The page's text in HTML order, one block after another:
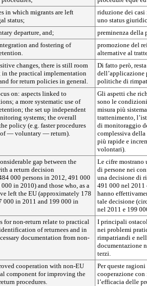
in which migrants are left
status;
riduzione dei
uno status
departure, and;
preminenza della
and fostering of
promozione del
alternative al
changes, there is still room
in the practical implementation
for return policies in general.
Di fatto però,
dell’applicazione
politiche di
on: aspects linked to
a more systematic use of
the set up independent
systems; the overall
policy (e.g. faster procedures
of — voluntary — return).
Gli aspetti che
sono le
misura più
trattenimento,
di monitoraggio
complessiva
più rapide e
volontari).
gap between the
a return decision
000 persons in 2012, 491 000
in 2010) and those who, as a
left the EU (approximately 178
000 in 2011 and 199 000 in
Le cifre
di persone nei
una decisione di
491 000 nel 2011
hanno
tale decisione
nel 2011 e 199
for non-return relate to practical
of returnees and in
documentation from non-
I principali
nei problemi
rimpatriandi e
documentazione
terzi.
cooperation with non-EU
component for improving the
procedures.
Per queste
cooperazione
l’efficacia delle